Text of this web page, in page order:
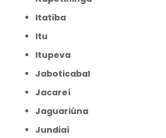
Itatiba
Itu
Itupeva
Jaboticabal
Jacareí
Jaguariúna
Jundiaí